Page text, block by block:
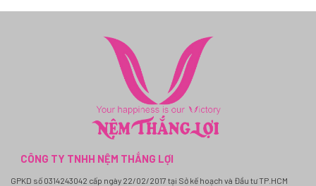
CÔNG TY TNHH NỆM THẮNG LỢI
GPKD số 0314243042 cấp ngày 22/02/2017 tại Sở kế hoạch và Đầu tư TP.HCM